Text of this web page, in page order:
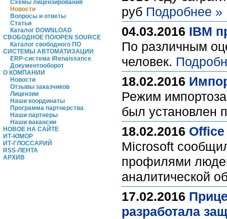
Схемы лицензирования
Новости
Вопросы и ответы
Статьи
Каталог DOWNLOAD
СВОБОДНОЕ ПО/OPEN SOURCE
Каталог свободного ПО
СИСТЕМЫ АВТОМАТИЗАЦИИ
ERP-система iRenaissance
Документооборот
О КОМПАНИИ
Новости
Отзывы заказчиков
Лицензии
Наши координаты
Программа партнерства
Наши партнеры
Наши вакансии
НОВОЕ НА САЙТЕ
ИТ-ЮМОР
ИТ-ГЛОССАРИЙ
RSS-ЛЕНТА
АРХИВ
руб Подробнее »
04.03.2016 IBM
По различным
человек.
18.02.2016
Режим
был установлен
18.02.2016
Microsoft
профилями
аналитической
17.02.2016
разработала